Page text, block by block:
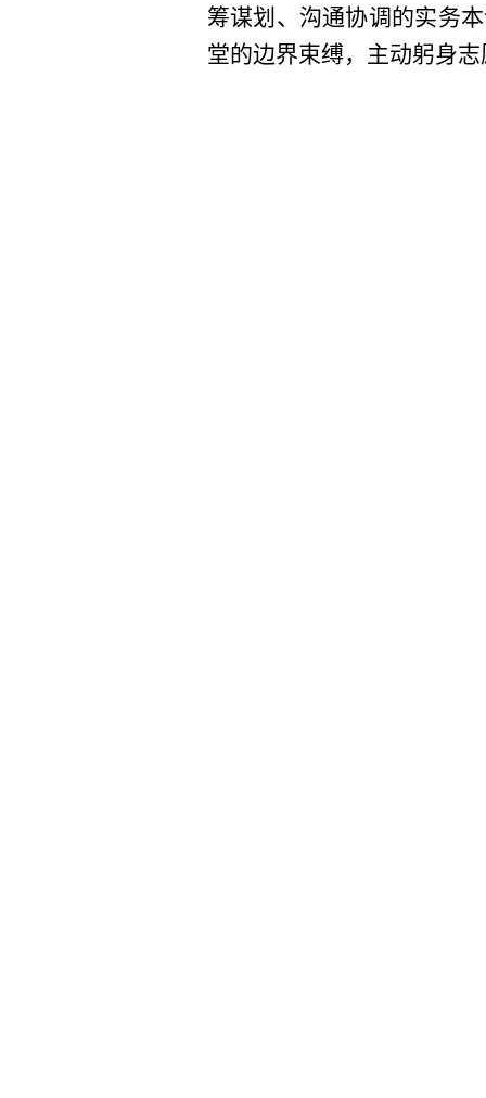
筹谋划、沟通协调的实务
堂的边界束缚，主动躬身